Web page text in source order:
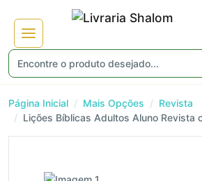
Página Inicial Mais Opções
Revista
Lições Bíblicas Adultos Aluno Revista